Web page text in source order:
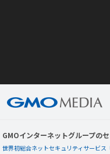
GMOインターネットグループの
世界初総合ネットセキュリティサービス